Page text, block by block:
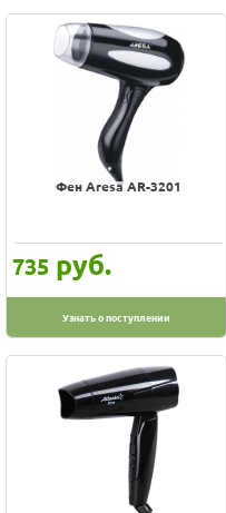
Фен Aresa AR-3201
735 руб.
Узнать о поступлении